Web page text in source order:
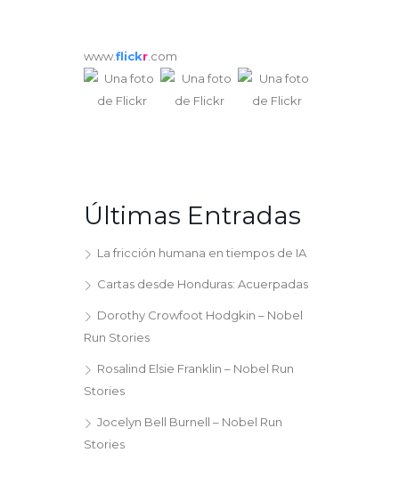
www.flickr.com
Últimas Entradas
La fricción humana en tiempos de IA
Cartas desde Honduras: Acuerpadas
Dorothy Crowfoot Hodgkin – Nobel
Run Stories
Rosalind Elsie Franklin – Nobel Run
Stories
Jocelyn Bell Burnell – Nobel Run
Stories